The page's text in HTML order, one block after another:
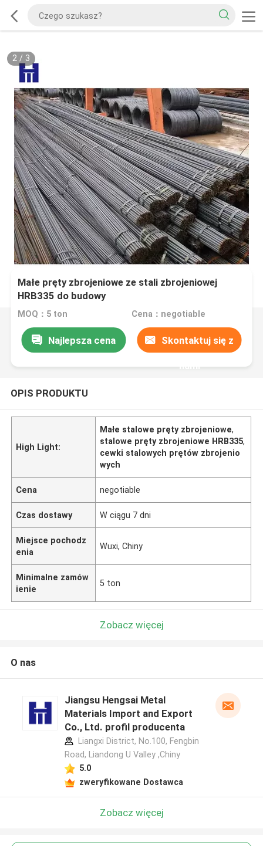
2/ 3
Małe pręty zbrojeniowe ze stali zbrojeniowej
HRB335 do budowy
MOQ：5 ton Cena：negotiable
Najlepsza cena Skontaktuj się z
nami
OPIS PRODUKTU
High Light:
Małe stalowe pręty zbrojeniowe,
stalowe pręty zbrojeniowe HRB335,
cewki stalowych prętów zbrojenio
wych
Cena negotiable
Czas dostawy W ciągu 7 dni
Miejsce pochodz
enia
Wuxi, Chiny
Minimalne zamów
ienie
5 ton
Zobacz więcej
O nas
Jiangsu Hengsai Metal
Materials Import and Export
Co., Ltd. profil producenta
Liangxi District, No.100, Fengbin
Road, Liandong U Valley ,Chiny
5.0
zweryfikowane Dostawca
Zobacz więcej